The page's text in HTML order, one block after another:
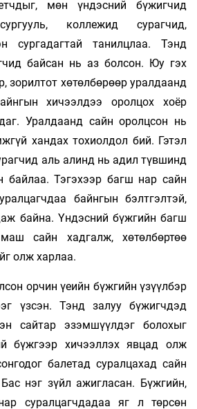
мөн үндэсний бүжигчид
коллежид сурагчид,
сургадагтай танилцлаа. Тэнд
байсан нь аз болсон. Юу гэх
зорилтот хөтөлбөрөөр уралдаанд
хичээлдээ оролцох хоёр
Уралдаанд сайн оролцсон нь
хандах тохиолдол бий. Гэтэл
аль алинд нь адил түвшинд
байлаа. Тэгэхээр багш нар сайн
байнгын бэлтгэлтэй,
байна. Үндэсний бүжгийн багш
сайн хадгалж, хөтөлбөртөө
олж харлаа.
орчин үеийн бүжгийн үзүүлбэр
үзсэн. Тэнд залуу бүжигчдэд
сайтар эзэмшүүлдэг болохыг
бүжгээр хичээллэх явцад олж
балетад суралцахад сайн
нэг зүйл ажигласан. Бүжгийн,
суралцагчдадаа яг л төрсөн